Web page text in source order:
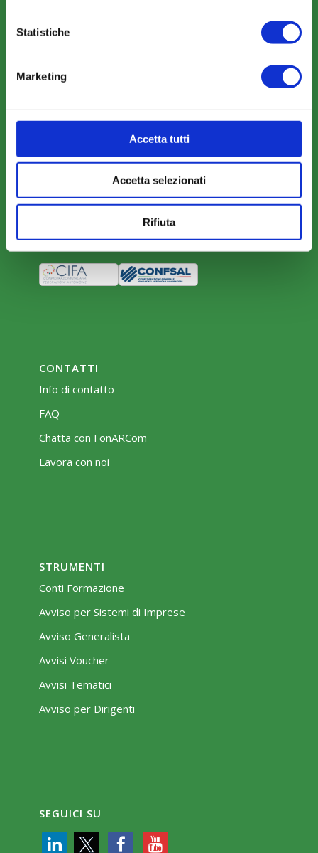
Statistiche
Marketing
Accetta tutti
Accetta selezionati
Rifiuta
Sfoglia la nostra brochure
Farc Interattivo
CONTATTI
Info di contatto
FAQ
Chatta con FonARCom
Lavora con noi
STRUMENTI
Conti Formazione
Avviso per Sistemi di Imprese
Avviso Generalista
Avvisi Voucher
Avvisi Tematici
Avviso per Dirigenti
SEGUICI SU